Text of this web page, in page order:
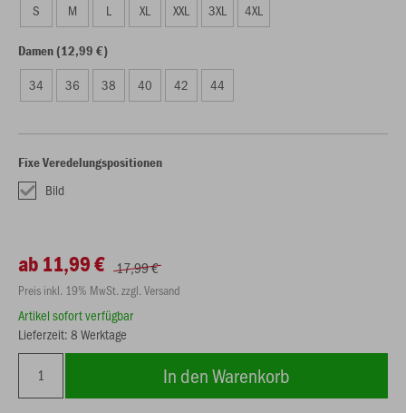
S M L XL XXL 3XL 4XL
Damen (12,99 €)
34 36 38 40 42 44
Fixe Veredelungspositionen
Bild
ab 11,99 € 17,99 €
Preis inkl. 19% MwSt. zzgl. Versand
Artikel sofort verfügbar
Lieferzeit: 8 Werktage
In den Warenkorb